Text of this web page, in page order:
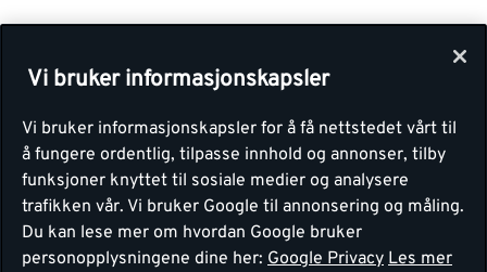
Vi bruker informasjonskapsler
Vi bruker informasjonskapsler for å få nettstedet vårt til
å fungere ordentlig, tilpasse innhold og annonser, tilby
funksjoner knyttet til sosiale medier og analysere
trafikken vår. Vi bruker Google til annonsering og måling.
Du kan lese mer om hvordan Google bruker
personopplysningene dine her: Google Privacy Les mer